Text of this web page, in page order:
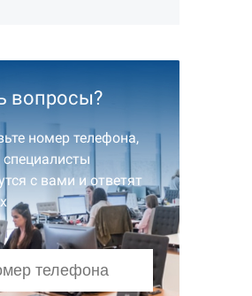
вопросы?
номер телефона,
с вами и ответят